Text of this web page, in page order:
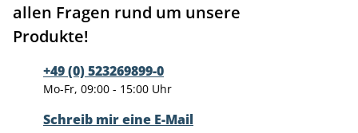
allen Fragen rund um unsere
Produkte!
+49 (0) 523269899-0
Mo-Fr, 09:00 - 15:00 Uhr
Schreib mir eine E-Mail